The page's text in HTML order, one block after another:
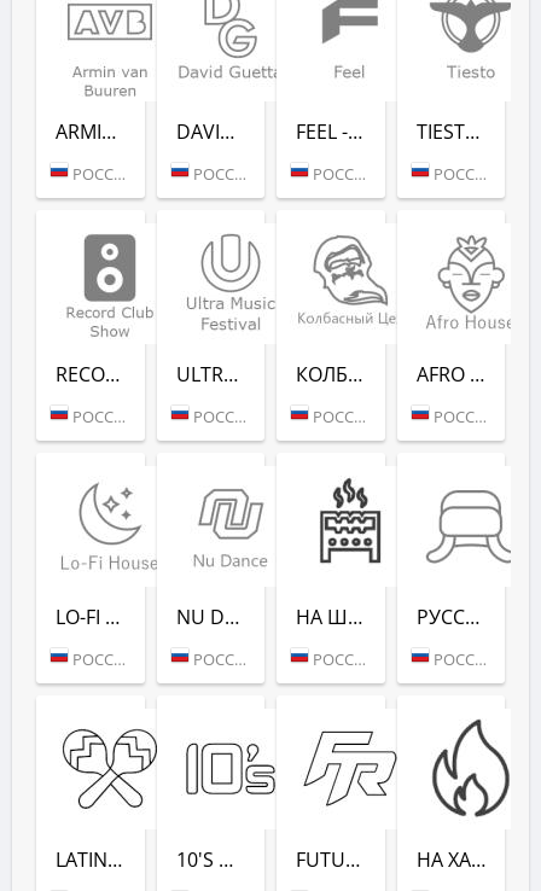
ARMIN VAN BUUREN - RADIO RECORD
РОССИЯ (МОСКВА)
DAVID GUETTA - RADIO RECORD
РОССИЯ (МОСКВА)
FEEL - RADIO RECORD
РОССИЯ (МОСКВА)
TIESTO - RADIO RECORD
РОССИЯ (МОСКВА)
RECORD CLUB SHOW - RADIO RECORD
РОССИЯ (МОСКВА)
ULTRA MUSIC FESTIVAL - РАДИО РЕКОРД
РОССИЯ (МОСКВА)
КОЛБАСНЫЙ ЦЕХ (РАДИО РЕКОРД)
РОССИЯ (МОСКВА)
AFRO HOUSE (РАДИО РЕКОРД)
РОССИЯ (МОСКВА)
LO-FI HOUSE (РАДИО РЕКОРД)
РОССИЯ (МОСКВА)
NU DANCE (РАДИО РЕКОРД)
РОССИЯ (МОСКВА)
НА ШАШЛЫКИ (РАДИО РЕКОРД)
РОССИЯ (САНКТ-ПЕТЕРБУРГ)
РУССКАЯ ЗИМА (РАДИО РЕКОРД)
РОССИЯ (МОСКВА)
LATINA DANCE (РАДИО РЕКОРД) 10'S DANCE (РАДИО РЕКОРД) FUTURE RAVE (РАДИО РЕКОРД) НА ХАЙПЕ (РАДИО РЕКОРД)